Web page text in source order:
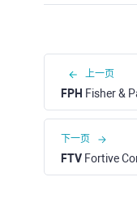
上一页
FPH Fisher & Paykel
下一页
FTV Fortive